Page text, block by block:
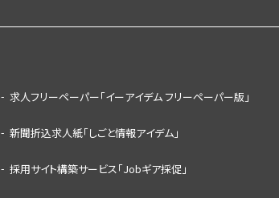
求人フリーペーパー「イーアイデム フリーペーパー版」
新聞折込求人紙「しごと情報アイデム」
採用サイト構築サービス「Jobギア採促」